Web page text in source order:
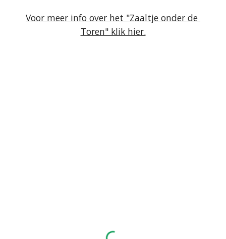
Voor meer info over het "Zaaltje onder de
Toren" klik hier.